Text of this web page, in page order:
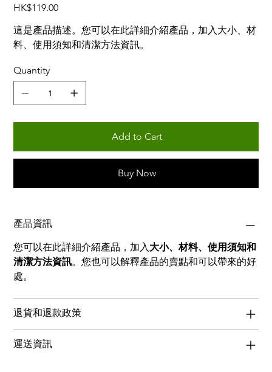
Price
HK$119.00
這是產品描述。您可以在此詳細介紹產品，加入大小、材
料、使用須知和清潔方法資訊。
Quantity
Add to Cart
Buy Now
產品資訊
您可以在此詳細介紹產品，加入大小、材料、使用須知和
清潔方法資訊。您也可以解釋產品的賣點和可以帶來的好
處。
退貨和退款政策
運送資訊